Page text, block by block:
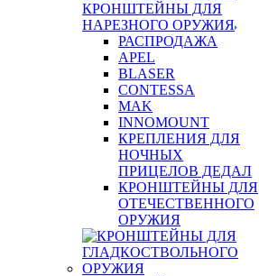
КРОНШТЕЙНЫ ДЛЯ
НАРЕЗНОГО ОРУЖИЯ
РАСПРОДАЖА
APEL
BLASER
CONTESSA
MAK
INNOMOUNT
КРЕПЛЕНИЯ ДЛЯ
НОЧНЫХ
ПРИЦЕЛОВ ДЕДАЛ
КРОНШТЕЙНЫ ДЛЯ
ОТЕЧЕСТВЕННОГО
ОРУЖИЯ